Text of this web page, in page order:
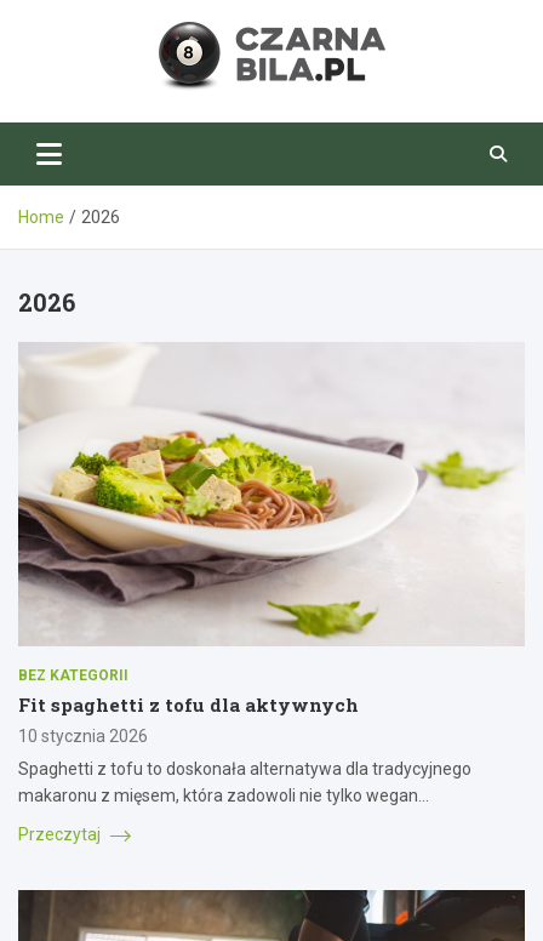
CzarnaBila.pl
Home 2026
2026
BEZ KATEGORII
Fit spaghetti z tofu dla aktywnych
10 stycznia 2026
Spaghetti z tofu to doskonała alternatywa dla tradycyjnego
makaronu z mięsem, która zadowoli nie tylko wegan…
Przeczytaj